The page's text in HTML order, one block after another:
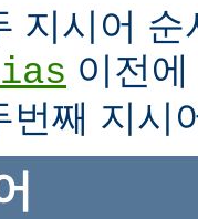
지시어 순
이전에
번째 지시